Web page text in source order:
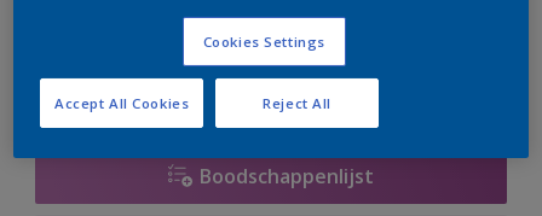
er hard aan om de voorraad aan te vullen.
Boodschappenlijst
Cookies Settings
Reject All
Accept All Cookies